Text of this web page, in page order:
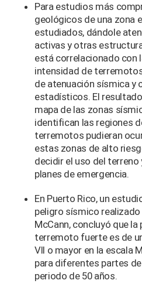
Para estudios más
geológicos de una zona
estudiados, dándole
activas y otras
está correlacionado con
intensidad de
de atenuación sísmica y
estadísticos. El
mapa de las zonas
identifican las regiones
terremotos pudieran
estas zonas de alto
decidir el uso del terreno
planes de emergencia.
En Puerto Rico, un
peligro sísmico realizado
McCann, concluyó que la
terremoto fuerte es de
VII o mayor en la escala
para diferentes partes
periodo de 50 años.